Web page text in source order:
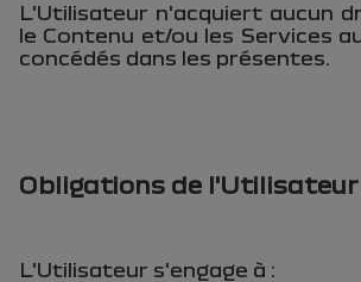
L'Utilisateur n'acquiert aucun
le Contenu et/ou les Services
concédés dans les présentes.
Obligations de l'Utilisateur
L'Utilisateur s'engage à :